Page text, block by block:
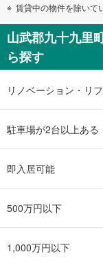
賃貸中の物件を除いて
山武郡九十九里
ら探す
リノベーション・リ
駐車場が2台以上ある
即入居可能
500万円以下
1,000万円以下